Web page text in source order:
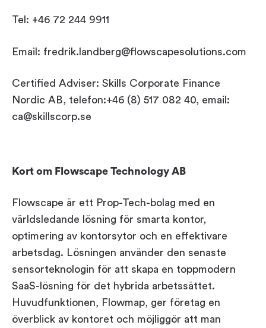
Tel: +46 72 244 9911
Email: fredrik.landberg@flowscapesolutions.com
Certified Adviser: Skills Corporate Finance
Nordic AB, telefon:+46 (8) 517 082 40, email:
ca@skillscorp.se
Kort om Flowscape Technology AB
Flowscape är ett Prop-Tech-bolag med en
världsledande lösning för smarta kontor,
optimering av kontorsytor och en effektivare
arbetsdag. Lösningen använder den senaste
sensorteknologin för att skapa en toppmodern
SaaS-lösning för det hybrida arbetssättet.
Huvudfunktionen, Flowmap, ger företag en
överblick av kontoret och möjliggör att man